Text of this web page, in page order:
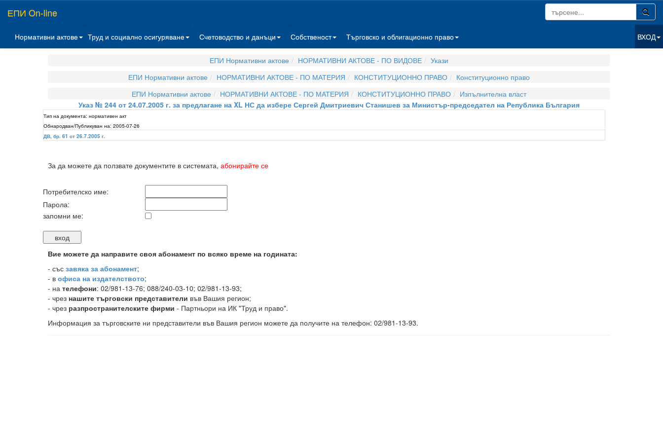
ЕПИ On-line
Нормативни актове Труд и социално осигуряване Счетоводство и данъци Собственост Търговско и облигационно право ВХОД
ЕПИ Нормативни актове НОРМАТИВНИ АКТОВЕ - ПО ВИДОВЕ
Укази
ЕПИ Нормативни актове
НОРМАТИВНИ АКТОВЕ - ПО МАТЕРИЯ КОНСТИТУЦИОННО ПРАВО
Конституционно право
ЕПИ Нормативни актове
НОРМАТИВНИ АКТОВЕ - ПО МАТЕРИЯ КОНСТИТУЦИОННО ПРАВО
Изпълнителна власт
Указ № 244 от 24.07.2005 г. за предлагане на XL НС да избере Сергей Дмитриевич Станишев за Министър-председател на Република България
Тип на документа: нормативен акт
Обнародван/Публикуван на: 2005-07-26
ДВ, бр. 61 от 26.7.2005 г.
За да можете да ползвате документите в системата, абонирайте се
Потребителско име:
Парола:
запомни ме:
Вие можете да направите своя абонамент по всяко време на годината:
- със завяка за абонамент;
- в офиса на издателството;
- на телефони: 02/981-13-76; 088/240-03-10; 02/981-13-93;
- чрез нашите търговски представители във Вашия регион;
- чрез разпространителските фирми - Партньори на ИК "Труд и право".
Информация за търговските ни представители във Вашия регион можете да получите на телефон: 02/981-13-93.